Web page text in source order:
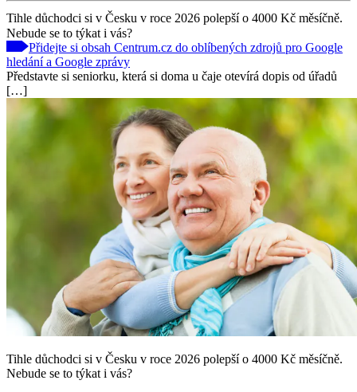
Tihle důchodci si v Česku v roce 2026 polepší o 4000 Kč měsíčně.
Nebude se to týkat i vás?
Přidejte si obsah Centrum.cz do oblíbených zdrojů pro Google
hledání a Google zprávy
Představte si seniorku, která si doma u čaje otevírá dopis od úřadů
[…]
Tihle důchodci si v Česku v roce 2026 polepší o 4000 Kč měsíčně.
Nebude se to týkat i vás?